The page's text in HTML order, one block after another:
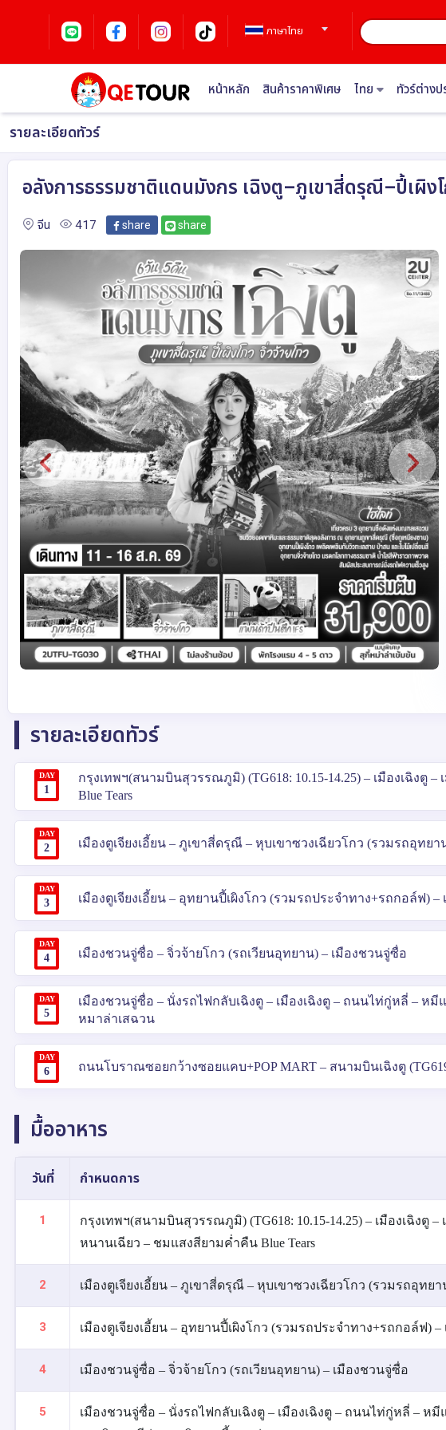
ภาษาไทย
หน้าหลัก สินค้าราคาพิเศษ ไทย ทัวร์ต่างป
รายละเอียดทัวร์
อลังการธรรมชาติแดนมังกร เฉิงตู–ภูเขาสี่ดรุณี–ปี้เผิง
จีน 417 share share
รายละเอียดทัวร์
DAY
1
กรุงเทพฯ(สนามบินสุวรรณภูมิ) (TG618: 10.15-14.25) – เมืองเฉิงตู
Blue Tears
DAY
2 เมืองตูเจียงเอี้ยน – ภูเขาสี่ดรุณี – หุบเขาซวงเฉียวโกว (รวมรถอุทยา
DAY
3 เมืองตูเจียงเอี้ยน – อุทยานปี้เผิงโกว (รวมรถประจำทาง+รถกอล์ฟ) –
DAY
4 เมืองชวนจู่ซื่อ – จิ่วจ้ายโกว (รถเวียนอุทยาน) – เมืองชวนจู่ซื่อ
DAY
5
เมืองชวนจู่ซื่อ – นั่งรถไฟกลับเฉิงตู – เมืองเฉิงตู – ถนนไท่กู่หลี่ –
หมาล่าเสฉวน
DAY
6 ถนนโบราณซอยกว้างซอยแคบ+POP MART – สนามบินเฉิงตู
มื้ออาหาร
วันที่ กำหนดการ
1
กรุงเทพฯ(สนามบินสุวรรณภูมิ) (TG618: 10.15-14.25) – เมืองเฉิงตู –
หนานเฉียว – ชมแสงสียามค่ำคืน Blue Tears
2 เมืองตูเจียงเอี้ยน – ภูเขาสี่ดรุณี – หุบเขาซวงเฉียวโกว (รวมรถอุทยา
3 เมืองตูเจียงเอี้ยน – อุทยานปี้เผิงโกว (รวมรถประจำทาง+รถกอล์ฟ)
4 เมืองชวนจู่ซื่อ – จิ่วจ้ายโกว (รถเวียนอุทยาน) – เมืองชวนจู่ซื่อ
5
เมืองชวนจู่ซื่อ – นั่งรถไฟกลับเฉิงตู – เมืองเฉิงตู – ถนนไท่กู่หลี่ – ห